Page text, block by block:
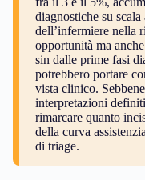
diagnostiche su
dell’infermiere nella
opportunità ma
sin dalle prime fasi
potrebbero portare
vista clinico.
interpretazioni
rimarcare quanto
della curva
di triage.